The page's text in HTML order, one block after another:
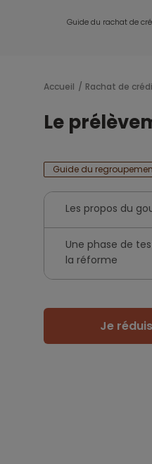
Guide du rachat de
Accueil Rachat de
Le
Guide du
Les propos du
Une phase de
la réforme
Je